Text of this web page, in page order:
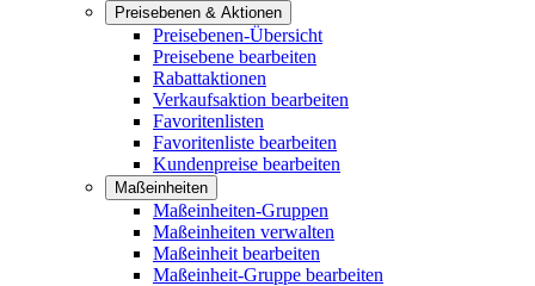
Preisebenen & Aktionen
Preisebenen-Übersicht
Preisebene bearbeiten
Rabattaktionen
Verkaufsaktion bearbeiten
Favoritenlisten
Favoritenliste bearbeiten
Kundenpreise bearbeiten
Maßeinheiten
Maßeinheiten-Gruppen
Maßeinheiten verwalten
Maßeinheit bearbeiten
Maßeinheit-Gruppe bearbeiten